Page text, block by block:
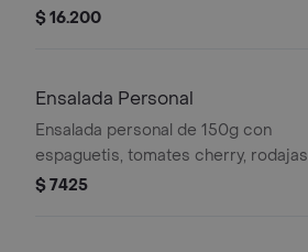
cherry, uvas y rodajas de calabacín.
$ 16.200
Ensalada Personal
Ensalada personal de 150g con
espaguetis, tomates cherry, rodajas
de calabacín y aceitunas negras.
$ 7425